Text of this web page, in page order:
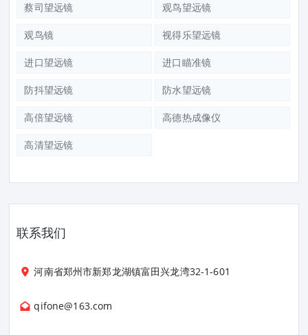
蔡司望远镜 观鸟望远镜
观鸟镜 视得乐望远镜
进口望远镜 进口瞄准镜
防抖望远镜 防水望远镜
高倍望远镜 高德热成像仪
高清望远镜
联系我们
河南省郑州市新郑龙湖镇富田兴龙湾32-1-601
qifone@163.com